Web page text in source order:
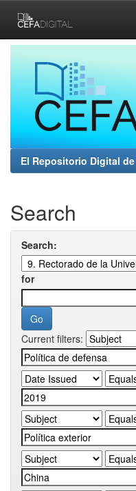
navigation
El Repositorio Digital
Search
Search:
for
Current filters: